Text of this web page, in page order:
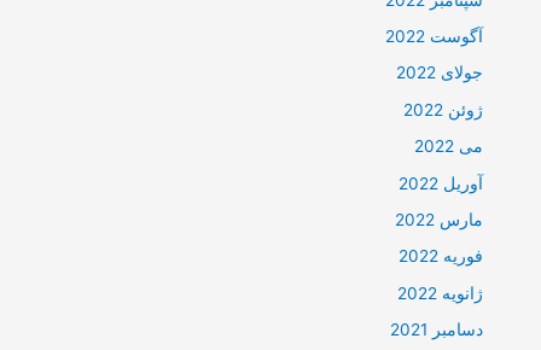
آگوست 2022
جولای 2022
ژوئن 2022
می 2022
آوریل 2022
مارس 2022
فوریه 2022
ژانویه 2022
دسامبر 2021